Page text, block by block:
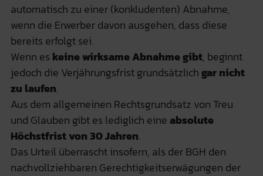
automatisch zu einer (konkludenten) Abnahme,
wenn die Erwerber davon ausgehen, dass diese
bereits erfolgt sei.
Wenn es keine wirksame Abnahme gibt, beginnt
jedoch die Verjährungsfrist grundsätzlichgar nicht
zu laufen.
Aus dem allgemeinen Rechtsgrundsatz von Treu
und Glauben gibt es lediglich eineabsolute
Höchstfrist von 30 Jahren.
Das Urteil überrascht insofern, als der BGH den
nachvollziehbaren Gerechtigkeitserwägungen der